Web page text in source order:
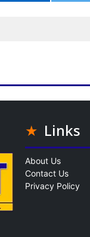
Links
About Us
Contact Us
Privacy Policy